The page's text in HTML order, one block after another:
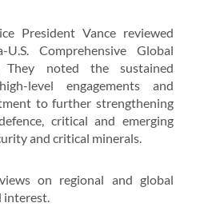
President Vance reviewed
Comprehensive Global
They noted the sustained
level engagements and
to further strengthening
critical and emerging
and critical minerals.
on regional and global
interest.